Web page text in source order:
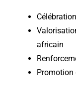
africain
Promotion